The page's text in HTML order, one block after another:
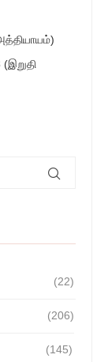
(22)
(206)
(145)